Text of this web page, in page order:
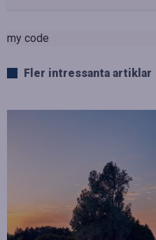
my code
Fler intressanta artiklar